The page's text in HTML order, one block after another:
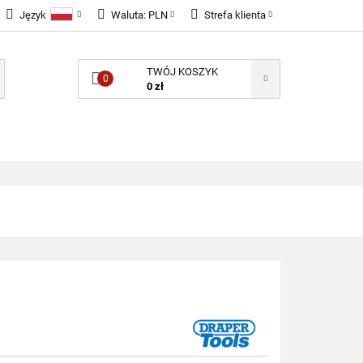
Język Waluta: PLN
EUR
GBP
Strefa klienta
Zarejestruj się
Dodaj zgłoszenie
0
TWÓJ KOSZYK
0 zł